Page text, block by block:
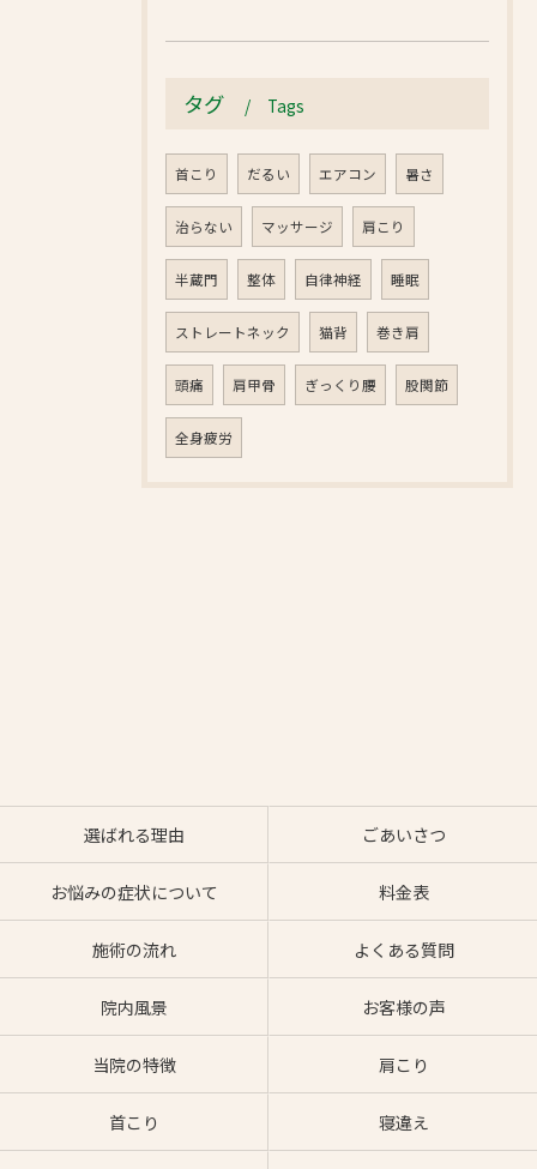
タグ Tags
首こり だるい エアコン 暑さ
治らない マッサージ 肩こり
半蔵門 整体 自律神経 睡眠
ストレートネック 猫背 巻き肩
頭痛 肩甲骨 ぎっくり腰 股関節
全身疲労
選ばれる理由 ごあいさつ
お悩みの症状について 料金表
施術の流れ よくある質問
院内風景 お客様の声
当院の特徴 肩こり
首こり 寝違え